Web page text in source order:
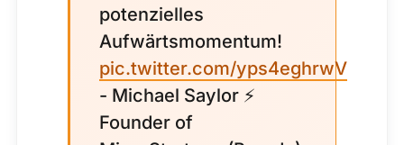
potenzielles
Aufwärtsmomentum!
pic.twitter.com/yps4eghrwV
- Michael Saylor ⚡
Founder of